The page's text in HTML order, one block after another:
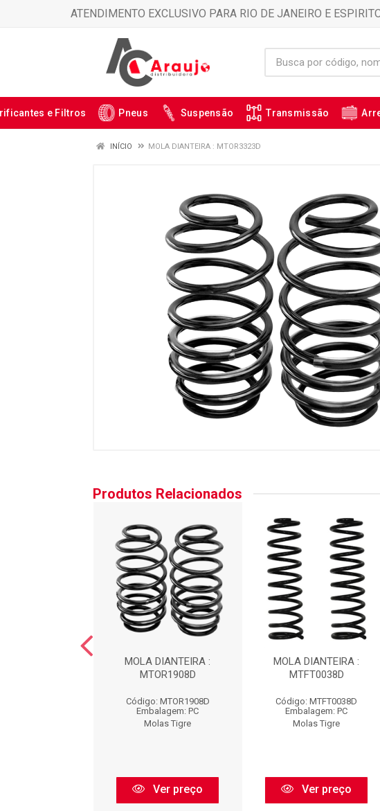
ATENDIMENTO EXCLUSIVO PARA RIO DE JANEIRO E
e Filtros Pneus Suspensão Transmissão
INÍCIO MOLA DIANTEIRA : MTOR3323D
Produtos Relacionados
MOLA DIANTEIRA :
MTOR1908D
Código: MTOR1908D
Embalagem: PC
Molas Tigre
Ver preço
MOLA DIANTEIRA :
MTFT0038D
Código: MTFT0038D
Embalagem: PC
Molas Tigre
Ver preço